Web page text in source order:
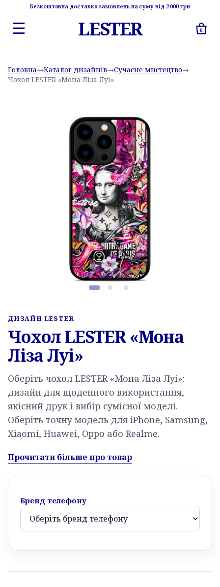
Безкоштовна доставка замовлень на суму від 2 000 грн
☰ LESTER 0
Головна→Каталог дизайнів→Сучасне мистецтво→
Чохол LESTER «Мона Ліза Луі»
ДИЗАЙН LESTER
Чохол LESTER «Мона
Ліза Луі»
Оберіть чохол LESTER «Мона Ліза Луі»:
дизайн для щоденного використання,
якісний друк і вибір сумісної моделі.
Оберіть точну модель для iPhone, Samsung,
Xiaomi, Huawei, Oppo або Realme.
Прочитати більше про товар
Бренд телефону